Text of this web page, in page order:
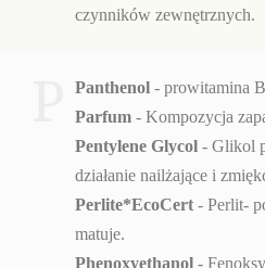
czynników zewnętrznych.
Panthenol - prowitamina
Parfum - Kompozycja
Pentylene Glycol - Glikol
działanie nailżające i
Perlite*EcoCert - Perlit-
matuje.
Phenoxyethanol -